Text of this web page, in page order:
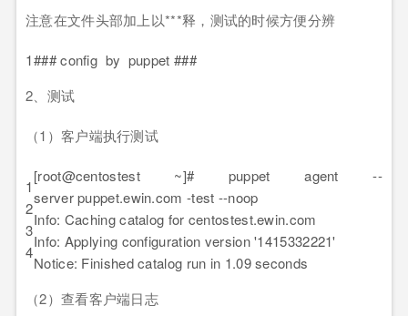
注意在文件头部加上以***释，测试的时候方便分辨
1### config by puppet ###
2、测试
（1）客户端执行测试
1
2
3
4
[root@centostest ~]# puppet agent --
server puppet.ewin.com -test --noop
Info: Caching catalog for centostest.ewin.com
Info: Applying configuration version '1415332221'
Notice: Finished catalog run in 1.09 seconds
（2）查看客户端日志